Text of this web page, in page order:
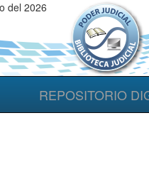
del 2026
REPOSITORIO